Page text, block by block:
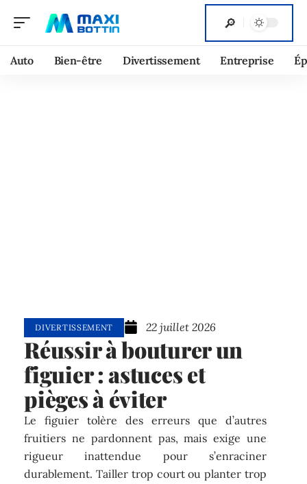
Auto Bien-être Divertissement Entreprise
DIVERTISSEMENT 22 juillet 2026
Réussir à bouturer un
figuier : astuces et
pièges à éviter
Le figuier tolère des erreurs que d’autres
fruitiers ne pardonnent pas, mais exige une
rigueur inattendue pour s’enraciner
durablement. Tailler trop court ou planter trop